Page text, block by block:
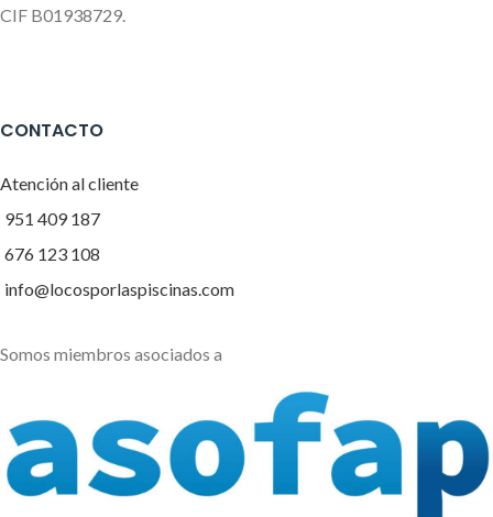
CIF B01938729.
CONTACTO
Atención al cliente
951 409 187
676 123 108
info@locosporlaspiscinas.com
Somos miembros asociados a